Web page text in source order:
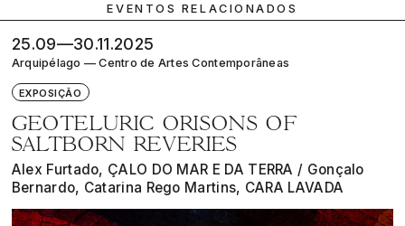
EVENTOS RELACIONADOS
25.09—30.11.2025
Arquipélago — Centro de Artes Contemporâneas
EXPOSIÇÃO
GEOTELURIC ORISONS OF
SALTBORN REVERIES
Alex Furtado, ÇALO DO MAR E DA TERRA / Gonçalo
Bernardo, Catarina Rego Martins, CARA LAVADA